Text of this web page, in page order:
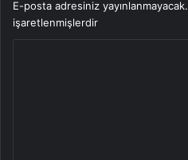
E-posta adresiniz yayınlanmayacak.
işaretlenmişlerdir